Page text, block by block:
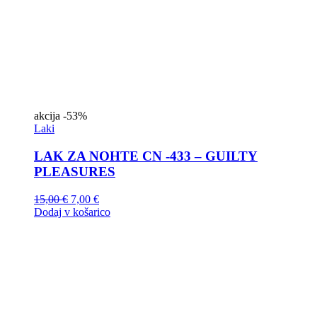
akcija -53%
Laki
LAK ZA NOHTE CN -433 – GUILTY
PLEASURES
15,00€ 7,00 €
Dodaj v košarico